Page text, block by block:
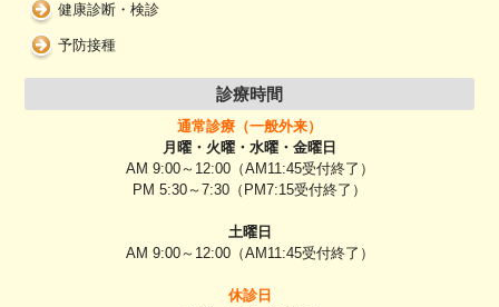
健康診断・検診
予防接種
診療時間
通常診療（一般外来）
月曜・火曜・水曜・金曜日
AM 9:00～12:00（AM11:45受付終了）
PM 5:30～7:30（PM7:15受付終了）
土曜日
AM 9:00～12:00（AM11:45受付終了）
休診日